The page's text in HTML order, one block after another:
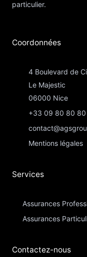
particulier.
Coordonnées​
4 Boulevard de
Le Majestic
06000 Nice
+33 09 80 80 80
Mentions légales
Services
Assurances
Assurances
Contactez-nous​